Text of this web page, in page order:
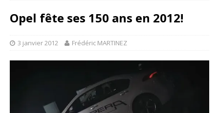
Opel fête ses 150 ans en 2012!
3 janvier 2012 Frédéric MARTINEZ